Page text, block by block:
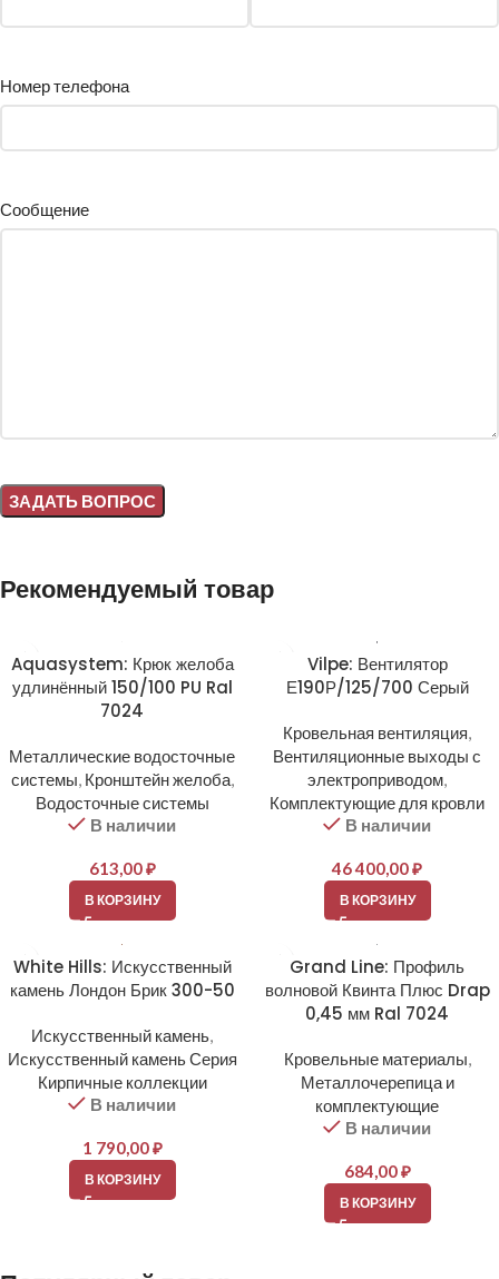
Номер телефона
Сообщение
Рекомендуемый товар
Aquasystem: Крюк желоба
удлинённый 150/100 PU Ral
7024
Металлические водосточные
системы Кронштейн желоба,
Водосточные системы
В наличии
613,00₽
В КОРЗИНУ
Vilpe: Вентилятор
Е190Р/125/700 Серый
Кровельная вентиляция
Вентиляционные выходы с
электроприводом
Комплектующие для кровли
В наличии
46 400,00₽
В КОРЗИНУ
White Hills: Искусственный
камень Лондон Брик 300-50
Искусственный камень
Искусственный камень Серия
Кирпичные коллекции
В наличии
1 790,00₽
В КОРЗИНУ
Grand Line: Профиль
волновой Квинта Плюс Drap
0,45 мм Ral 7024
Кровельные материалы
Металлочерепица и
комплектующие
В наличии
684,00₽
В КОРЗИНУ